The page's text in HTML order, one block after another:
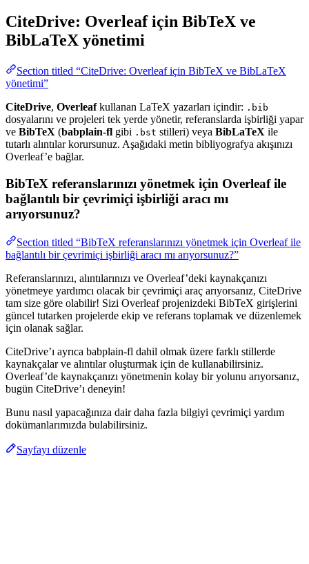
CiteDrive: Overleaf için BibTeX ve
BibLaTeX yönetimi
Section titled “CiteDrive: Overleaf için BibTeX ve BibLaTeX
yönetimi”
CiteDrive, Overleafkullanan LaTeX yazarları içindir: .bib
dosyalarını ve projeleri tek yerde yönetir, referanslarda işbirliği yapar
ve BibTeX (babplain-fl gibi .bst stilleri) veya BibLaTeX ile
tutarlı alıntılar korursunuz. Aşağıdaki metin bibliyografya akışınızı
Overleaf’e bağlar.
BibTeX referanslarınızı yönetmek için Overleaf ile
bağlantılı bir çevrimiçi işbirliği aracı mı
arıyorsunuz?
Section titled “BibTeX referanslarınızı yönetmek için Overleaf ile
bağlantılı bir çevrimiçi işbirliği aracı mı arıyorsunuz?”
Referanslarınızı, alıntılarınızı ve Overleaf’deki kaynakçanızı
yönetmeye yardımcı olacak bir çevrimiçi araç arıyorsanız, CiteDrive
tam size göre olabilir! Sizi Overleaf projenizdeki BibTeX girişlerini
güncel tutarken projelerde ekip ve referans toplamak ve düzenlemek
için olanak sağlar.
CiteDrive’ı ayrıca babplain-fl dahil olmak üzere farklı stillerde
kaynakçalar ve alıntılar oluşturmak için de kullanabilirsiniz.
Overleaf’de kaynakçanızı yönetmenin kolay bir yolunu arıyorsanız,
bugün CiteDrive’ı deneyin!
Bunu nasıl yapacağınıza dair daha fazla bilgiyi çevrimiçi yardım
dokümanlarımızda bulabilirsiniz.
Sayfayı düzenle